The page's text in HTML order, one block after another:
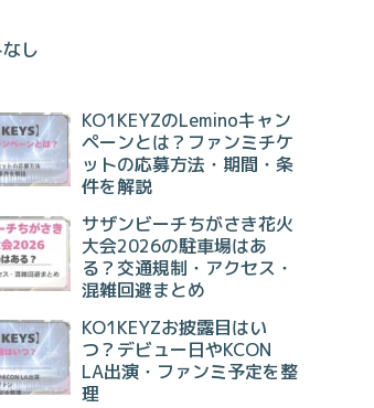
し
KO1KEYZのLeminoキャン
ペーンとは？ファンミチケ
ットの応募方法・期間・条
件を解説
サザンビーチちがさき花火
大会2026の駐車場はあ
る？交通規制・アクセス・
混雑回避まとめ
KO1KEYZお披露目はい
つ？デビュー日やKCON
LA出演・ファンミ予定を整
理